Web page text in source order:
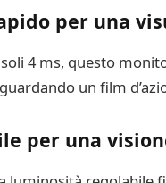
per una
4 ms, questo
un film
per una